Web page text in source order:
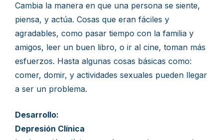
Cambia la manera en que una persona se siente,
piensa, y actúa. Cosas que eran fáciles y
agradables, como pasar tiempo con la familia y
amigos, leer un buen libro, o ir al cine, toman más
esfuerzos. Hasta algunas cosas básicas como:
comer, domir, y actividades sexuales pueden llegar
a ser un problema.
Desarrollo:
Depresión Clínica